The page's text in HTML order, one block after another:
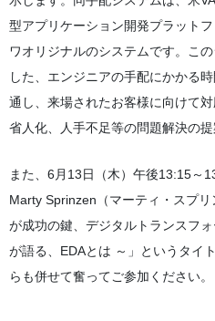
型アプリケーション開発プラット
ワオリジナルのシステムです。こ
した、エンジニアの手配にかかる
通し、来場されたお客様に向けて
省人化、人手不足等の問題解決の提
また、6月13日（木）午後13:15～
Marty Sprinzen（マーティ・スプ
が成功の鍵、デジタルトランスフ
が語る、EDAとは ～」というタイ
らも併せて奮ってご参加ください。